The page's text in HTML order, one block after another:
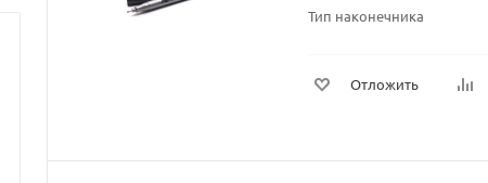
Тип наконечника
Отложить